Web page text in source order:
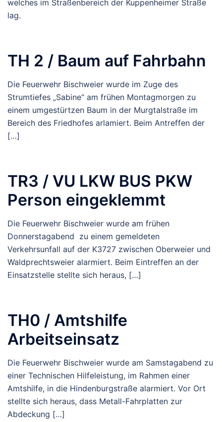
welches im Straßenbereich der Kuppenheimer Straße
lag.
TH 2 / Baum auf Fahrbahn
Die Feuerwehr Bischweier wurde im Zuge des
Strumtiefes „Sabine“ am frühen Montagmorgen zu
einem umgestürtzen Baum in der Murgtalstraße im
Bereich des Friedhofes arlamiert. Beim Antreffen der
[…]
TR3 / VU LKW BUS PKW
Person eingeklemmt
Die Feuerwehr Bischweier wurde am frühen
Donnerstagabend zu einem gemeldeten
Verkehrsunfall auf der K3727 zwischen Oberweier und
Waldprechtsweier alarmiert. Beim Eintreffen an der
Einsatzstelle stellte sich heraus, […]
TH0 / Amtshilfe
Arbeitseinsatz
Die Feuerwehr Bischweier wurde am Samstagabend zu
einer Technischen Hilfeleistung, im Rahmen einer
Amtshilfe, in die Hindenburgstraße alarmiert. Vor Ort
stellte sich heraus, dass Metall-Fahrplatten zur
Abdeckung […]